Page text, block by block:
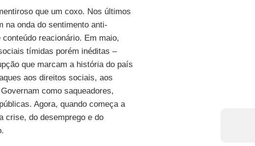
que um coxo. Nos últimos
na onda do sentimento anti-
reacionário. Em maio,
tímidas porém inéditas –
que marcam a história do país
aos direitos sociais, aos
como saqueadores,
Agora, quando começa a
crise, do desemprego e do